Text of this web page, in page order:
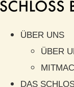
ÜBER UNS
ÜBER
DAS